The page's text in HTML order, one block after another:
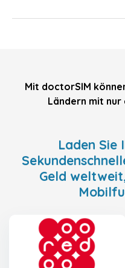
Mit doctorSIM
Ländern mit nur
Laden Sie
Geld